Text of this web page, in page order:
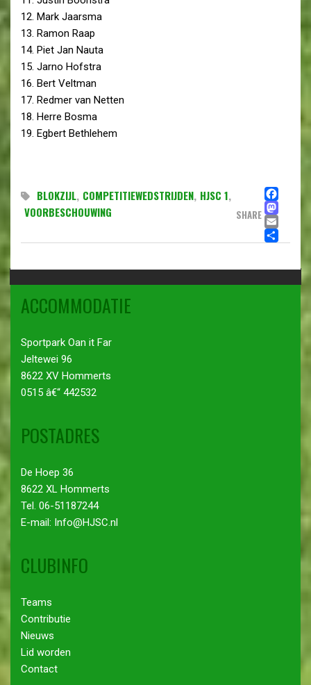
12. Mark Jaarsma
13. Ramon Raap
14. Piet Jan Nauta
15. Jarno Hofstra
16. Bert Veltman
17. Redmer van Netten
18. Herre Bosma
19. Egbert Bethlehem
BLOKZIJL, COMPETITIEWEDSTRIJDEN, HJSC 1,
VOORBESCHOUWING
SHARE
ACCOMMODATIE
Sportpark Oan it Far
Jeltewei 96
8622 XV Hommerts
0515 â€“ 442532
POSTADRES
De Hoep 36
8622 XL Hommerts
Tel. 06-51187244
E-mail: Info@HJSC.nl
CLUBINFO
Teams
Contributie
Nieuws
Lid worden
Contact